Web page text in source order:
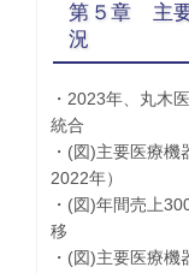
第５章 主
況
・2023年、丸木
統合
・(図)主要医療
2022年）
・(図)年間売上
移
・(図)主要医療機